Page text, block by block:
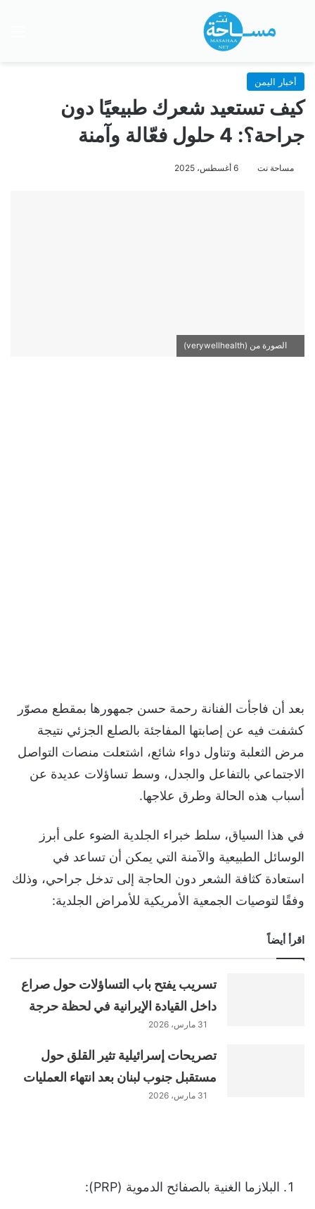
بحث عن
أخبار اليمن
كيف تستعيد شعرك طبيعيًا دون
جراحة؟: 4 حلول فعّالة وآمنة
مساحة نت 6 أغسطس، 2025
الصورة من (verywellhealth)
بعد أن فاجأت الفنانة رحمة حسن جمهورها بمقطع مصوّر
كشفت فيه عن إصابتها المفاجئة بالصلع الجزئي نتيجة
مرض الثعلبة وتناول دواء شائع، اشتعلت منصات التواصل
الاجتماعي بالتفاعل والجدل، وسط تساؤلات عديدة عن
أسباب هذه الحالة وطرق علاجها.
في هذا السياق، سلط خبراء الجلدية الضوء على أبرز
الوسائل الطبيعية والآمنة التي يمكن أن تساعد في
استعادة كثافة الشعر دون الحاجة إلى تدخل جراحي، وذلك
وفقًا لتوصيات الجمعية الأمريكية للأمراض الجلدية:
اقرأ أيضاً
تسريب يفتح باب التساؤلات حول صراع
داخل القيادة الإيرانية في لحظة حرجة
31 مارس، 2026
تصريحات إسرائيلية تثير القلق حول
مستقبل جنوب لبنان بعد انتهاء العمليات
31 مارس، 2026
البلازما الغنية بالصفائح الدموية (PRP):